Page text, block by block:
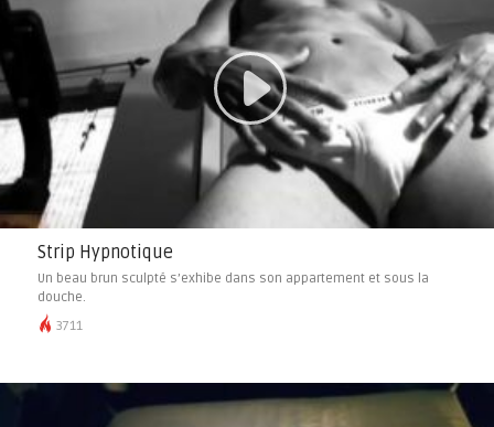
Strip Hypnotique
Un beau brun sculpté s’exhibe dans son appartement et sous la
douche.
3711